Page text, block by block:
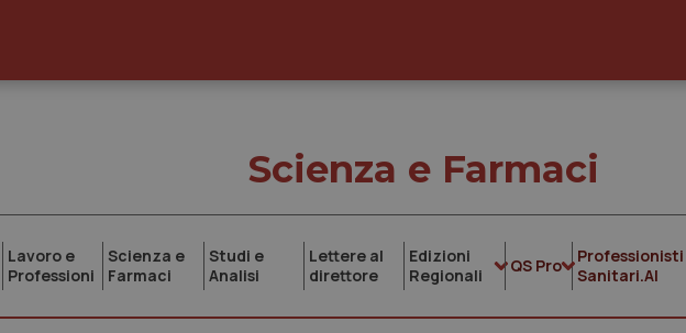
Scienza e Farmaci
Lavoro e
Professioni
Scienza e
Farmaci
Studi e
Analisi
Lettere al
direttore
Edizioni
Regionali
QS Pro
Professionisti
Sanitari.AI